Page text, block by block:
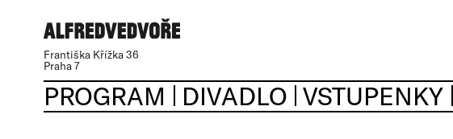
Františka Křížka 36
Praha 7
PROGRAM
DIVADLO VSTUPENKY